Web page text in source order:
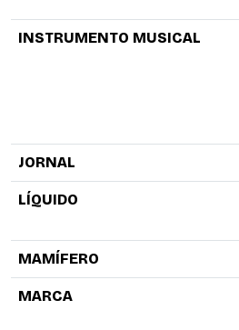
INSTRUMENTO MUSICAL
JORNAL
LÍQUIDO
MAMÍFERO
MARCA